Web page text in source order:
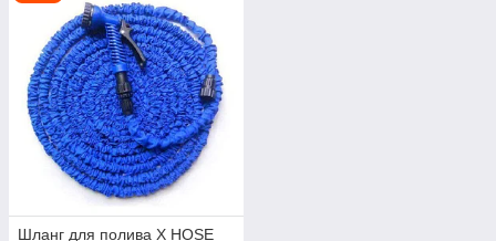
Шланг для полива X HOSE